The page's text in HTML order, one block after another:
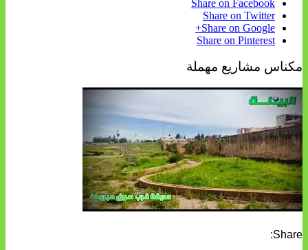
Share on Facebook
Share on Twitter
Share on Google+
Share on Pinterest
مكناس مشاريع مهملة
Share: